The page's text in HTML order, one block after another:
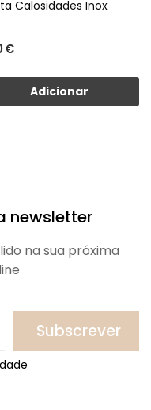
Calosidades Inox
€
Adicionar
newsletter
na sua próxima
Subscrever